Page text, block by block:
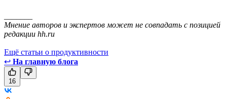
Мнение авторов и экспертов может не совпадать с позицией
редакции hh.ru
Ещё статьи о продуктивности
↩ На главную блога
16